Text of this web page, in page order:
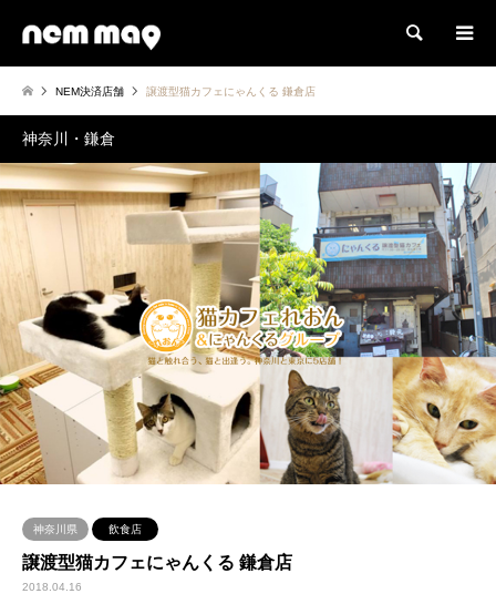
検索
NEM決済店舗 譲渡型猫カフェにゃんくる 鎌倉店
神奈川・鎌倉
神奈川県 飲食店
譲渡型猫カフェにゃんくる 鎌倉店
2018.04.16